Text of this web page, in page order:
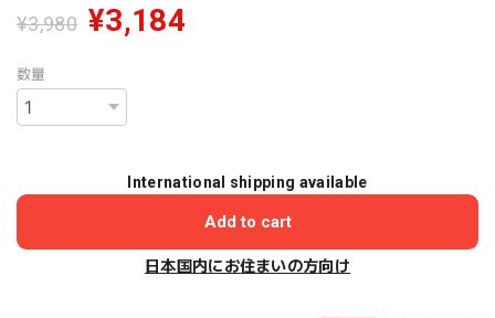
¥3,980 ¥3,184
数量
International shipping available
Add to cart
日本国内にお住まいの方向け